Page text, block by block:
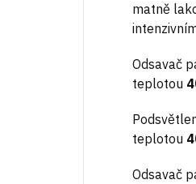
matně
Odsavač
teplotou
teplotou
Odsavač